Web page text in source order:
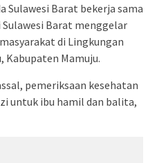
Sulawesi Barat bekerja sama
Barat menggelar
di Lingkungan
Kabupaten Mamuju.
pemeriksaan kesehatan
untuk ibu hamil dan balita,